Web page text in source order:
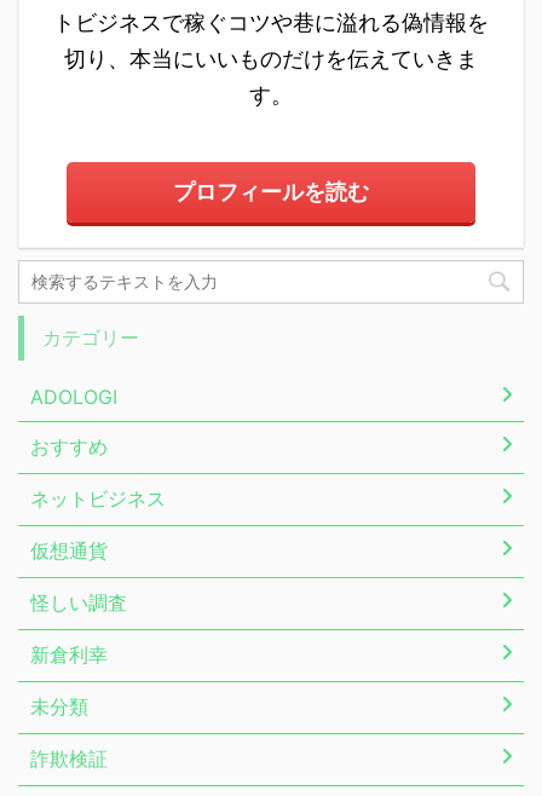
トビジネスで稼ぐコツや巷に溢れる偽情報を
切り、本当にいいものだけを伝えていきま
す。
プロフィールを読む
カテゴリー
ADOLOGI
おすすめ
ネットビジネス
仮想通貨
怪しい調査
新倉利幸
未分類
詐欺検証